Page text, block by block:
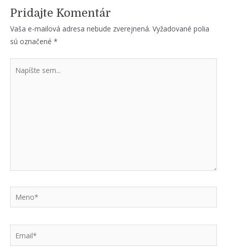
Pridajte Komentár
Vaša e-mailová adresa nebude zverejnená. Vyžadované polia
sú označené *
sem...
Meno*